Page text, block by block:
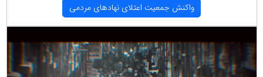
واكنش جمعیت اعتلای نهادهای مردمی